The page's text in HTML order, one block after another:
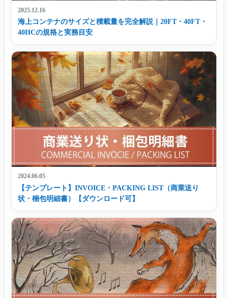
2025.12.16
海上コンテナのサイズと積載量を完全解説｜20FT・40FT・
40HCの規格と実務目安
2024.06.05
【テンプレート】INVOICE・PACKING LIST（商業送り
状・梱包明細書）【ダウンロード可】